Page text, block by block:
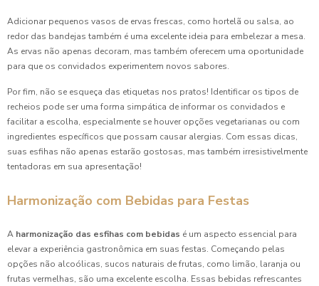
Adicionar pequenos vasos de ervas frescas, como hortelã ou salsa, ao
redor das bandejas também é uma excelente ideia para embelezar a mesa.
As ervas não apenas decoram, mas também oferecem uma oportunidade
para que os convidados experimentem novos sabores.
Por fim, não se esqueça das etiquetas nos pratos! Identificar os tipos de
recheios pode ser uma forma simpática de informar os convidados e
facilitar a escolha, especialmente se houver opções vegetarianas ou com
ingredientes específicos que possam causar alergias. Com essas dicas,
suas esfihas não apenas estarão gostosas, mas também irresistivelmente
tentadoras em sua apresentação!
Harmonização com Bebidas para Festas
A harmonização das esfihas com bebidas é um aspecto essencial para
elevar a experiência gastronômica em suas festas. Começando pelas
opções não alcoólicas, sucos naturais de frutas, como limão, laranja ou
frutas vermelhas, são uma excelente escolha. Essas bebidas refrescantes